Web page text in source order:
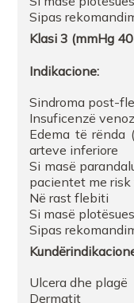
Farmaci Gentiana
Sipas
Klasi 3 (mmHg
Indikacione:
Sindroma post-
Insuficenzë
Edema të rënda
arteve inferiore
Si masë
pacientet me
Në rast flebiti
Si masë
Sipas
Ulcera dhe plagë
Dermatit